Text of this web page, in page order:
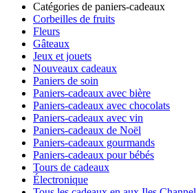
Catégories de paniers-cadeaux
Corbeilles de fruits
Fleurs
Gâteaux
Jeux et jouets
Nouveaux cadeaux
Paniers de soin
Paniers-cadeaux avec bière
Paniers-cadeaux avec chocolats
Paniers-cadeaux avec vin
Paniers-cadeaux de Noël
Paniers-cadeaux gourmands
Paniers-cadeaux pour bébés
Tours de cadeaux
Électronique